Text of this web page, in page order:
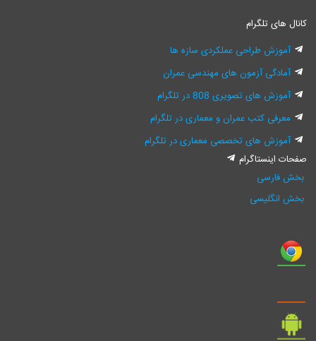
کانال های تلگرام
آموزش طراحی عملکردی سازه ها
آمادگی آزمون های مهندسی عمران
آموزش های تصویری 808 در تلگرام
معرفی کتب عمران و معماری در تلگرام
آموزش های تخصصی معماری در تلگرام
صفحات اینستاگرام
بخش فارسی
بخش انگلیسی